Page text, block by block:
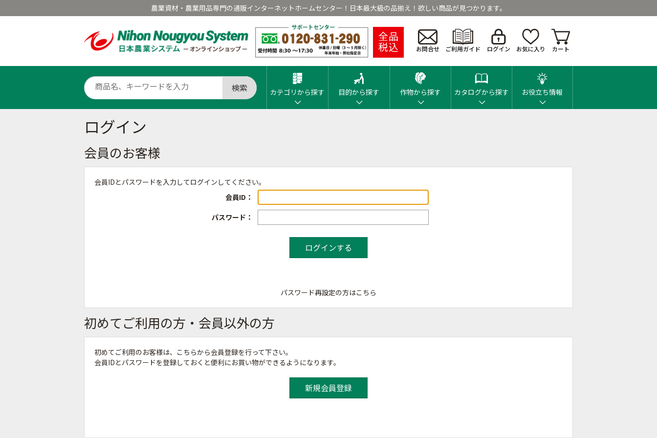
農業資材・農業用品専門の通販インターネットホームセンター！日本最大級の品揃え！欲しい商品が見つかります。
全品
税込 お問合せ ご利用ガイド ログイン お気に入り カート
検索 カテゴリから探す 目的から探す 作物から探す カタログから探す お役立ち情報
ログイン
会員のお客様
会員IDとパスワードを入力してログインしてください。
会員ID：
パスワード：
パスワード再設定の方はこちら
初めてご利用の方・会員以外の方
初めてご利用のお客様は、こちらから会員登録を行って下さい。
会員IDとパスワードを登録しておくと便利にお買い物ができるようになります。